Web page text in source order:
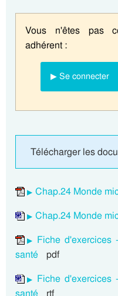
Vous n'êtes pas
adhérent :
▶ Se connecter
Télécharger les
Chap.24 Monde
Chap.24 Monde
Fiche d'exercices
santé pdf
Fiche d'exercices
santé rtf